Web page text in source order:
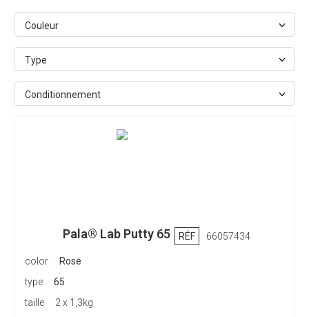
Couleur
Type
Conditionnement
Pala® Lab Putty 65 RÉF 66057434
color
Rose
type
65
taille
2 x 1,3kg